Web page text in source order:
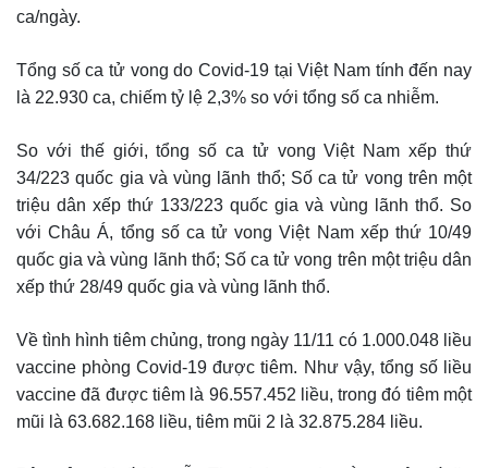
ca/ngày.
Tổng số ca tử vong do Covid-19 tại Việt Nam tính đến nay
là 22.930 ca, chiếm tỷ lệ 2,3% so với tổng số ca nhiễm.
So với thế giới, tổng số ca tử vong Việt Nam xếp thứ
34/223 quốc gia và vùng lãnh thổ; Số ca tử vong trên một
triệu dân xếp thứ 133/223 quốc gia và vùng lãnh thổ. So
với Châu Á, tổng số ca tử vong Việt Nam xếp thứ 10/49
quốc gia và vùng lãnh thổ; Số ca tử vong trên một triệu dân
xếp thứ 28/49 quốc gia và vùng lãnh thổ.
Về tình hình tiêm chủng, trong ngày 11/11 có 1.000.048 liều
vaccine phòng Covid-19 được tiêm. Như vậy, tổng số liều
vaccine đã được tiêm là 96.557.452 liều, trong đó tiêm một
mũi là 63.682.168 liều, tiêm mũi 2 là 32.875.284 liều.